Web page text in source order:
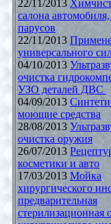
22/11/2013
салона автомобиля, стирка
парусов
22/11/2013
04/10/2013
очистка
УЗО деталей ДВС
04/09/2013
моющие средства
28/08/2013
очистка оружия
26/07/2013
косметики и авто
17/03/2013 Мойка
хирургического
предварительная
стерилизационная